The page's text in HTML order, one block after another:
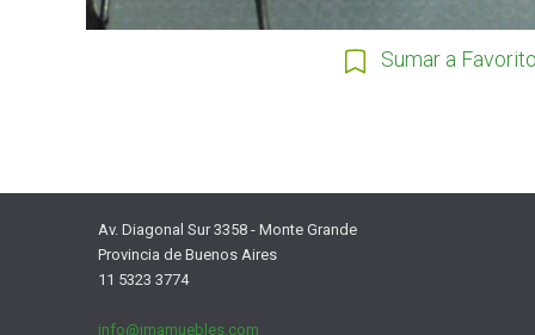
Sumar a
Av. Diagonal Sur 3358 - Monte Grande
Provincia de Buenos Aires
11 5323 3774
info@imamuebles.com